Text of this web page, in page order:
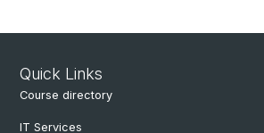
Quick Links
Course directory
IT Services